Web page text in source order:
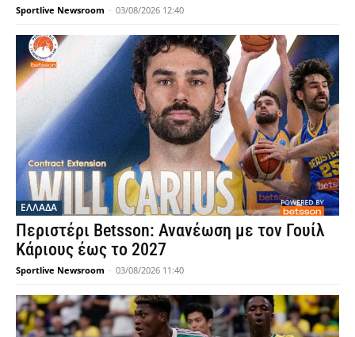
Sportlive Newsroom - 03/08/2026 12:40
ΕΛΛΑΔΑ
Περιστέρι Betsson: Ανανέωση με τον Γουίλ
Κάριους έως το 2027
Sportlive Newsroom - 03/08/2026 11:40